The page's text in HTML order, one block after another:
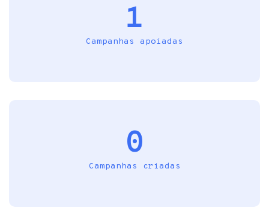
1
Campanhas apoiadas
0
Campanhas criadas